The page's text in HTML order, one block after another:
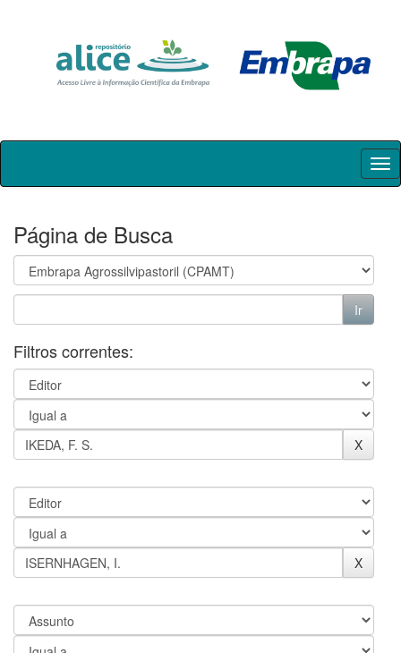
Skip
Página de Busca
Filtros correntes: